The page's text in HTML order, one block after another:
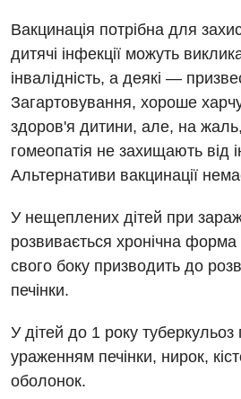
Вакансії
Заходи БПР
Інтернатура
Діагностика
Ангіографічні дослідження
Діагностичне відділення
Відділ госпіталізації
Відділення кардіосудинної
Вакцинація потрібна для
дитячі інфекції можуть
інвалідність, а деякі —
Загартовування, хороше
здоров'я дитини, але, на жаль,
гомеопатія не захищають від
Альтернативи вакцинації
У нещеплених дітей при
розвивається хронічна форма
свого боку призводить до
печінки.
У дітей до 1 року туберкульоз
ураженням печінки, нирок,
оболонок.